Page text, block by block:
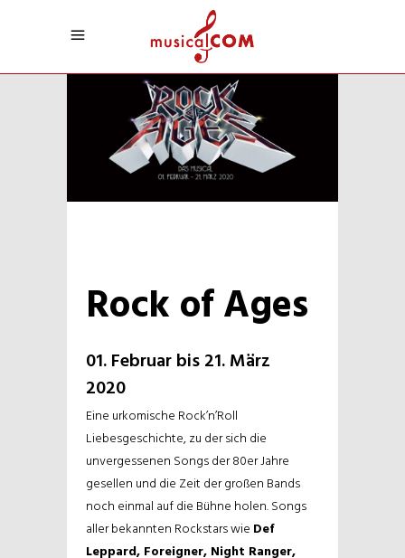
Rock of Ages
01. Februar bis 21. März
2020
Eine urkomische Rock’n’Roll
Liebesgeschichte, zu der sich die
unvergessenen Songs der 80er Jahre
gesellen und die Zeit der großen Bands
noch einmal auf die Bühne holen. Songs
aller bekannten Rockstars wie Def
Leppard, Foreigner, Night Ranger,